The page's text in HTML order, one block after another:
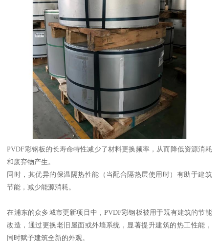
PVDF彩钢板的长寿命特性减少了材料更换频率，从而降低资源消耗
和废弃物产生。
同时，其优异的保温隔热性能（当配合隔热层使用时）有助于建筑
节能，减少能源消耗。
在浦东的众多城市更新项目中，PVDF彩钢板被用于既有建筑的节能
改造，通过更换老旧屋面或外墙系统，显著提升建筑的热工性能，
同时赋予建筑全新的外观。